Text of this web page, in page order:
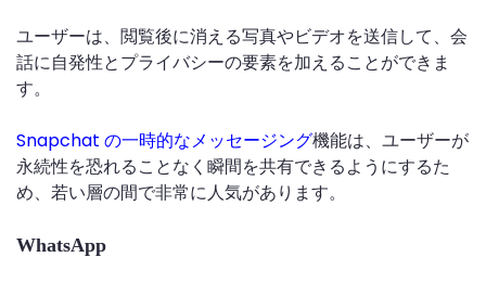
ユーザーは、閲覧後に消える写真やビデオを送信して、会
話に自発性とプライバシーの要素を加えることができま
す。
Snapchat の一時的なメッセージング機能は、ユーザーが
永続性を恐れることなく瞬間を共有できるようにするた
め、若い層の間で非常に人気があります。
WhatsApp